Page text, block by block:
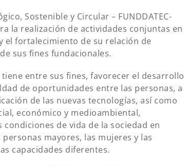
Sostenible y Circular – FUNDDATEC-
la realización de actividades conjuntas en
el fortalecimiento de su relación de
sus fines fundacionales.
entre sus fines, favorecer el desarrollo
de oportunidades entre las personas, a
de las nuevas tecnologías, así como
económico y medioambiental,
de vida de la sociedad en
mayores, las mujeres y las
capacidades diferentes.